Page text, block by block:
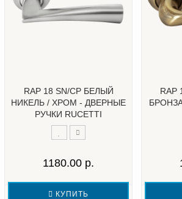
RAP 18 SN/CP БЕЛЫЙ
НИКЕЛЬ / ХРОМ - ДВЕРНЫЕ
РУЧКИ RUCETTI
1180.00 р.
КУПИТЬ
RAP